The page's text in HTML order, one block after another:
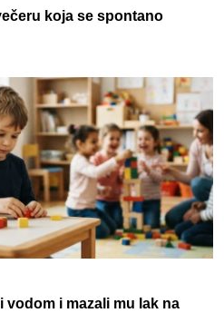
koja se spontano
vodom i mazali mu lak na